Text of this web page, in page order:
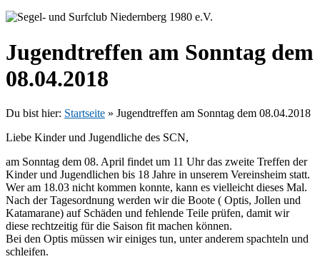
Jugendtreffen am Sonntag dem
08.04.2018
Du bist hier: Startseite » Jugendtreffen am Sonntag dem 08.04.2018
Liebe Kinder und Jugendliche des SCN,
am Sonntag dem 08. April findet um 11 Uhr das zweite Treffen der
Kinder und Jugendlichen bis 18 Jahre in unserem Vereinsheim statt.
Wer am 18.03 nicht kommen konnte, kann es vielleicht dieses Mal.
Nach der Tagesordnung werden wir die Boote ( Optis, Jollen und
Katamarane) auf Schäden und fehlende Teile prüfen, damit wir
diese rechtzeitig für die Saison fit machen können.
Bei den Optis müssen wir einiges tun, unter anderem spachteln und
schleifen.